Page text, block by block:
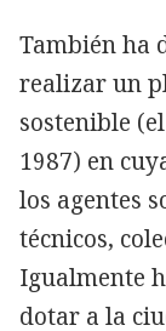
También ha
realizar un
sostenible
1987) en
los agentes
técnicos,
Igualmente
dotar a la